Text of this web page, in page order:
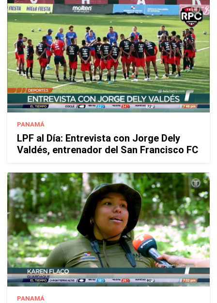
PANAMÁ
LPF al Día: Entrevista con Jorge Dely
Valdés, entrenador del San Francisco FC
PANAMÁ